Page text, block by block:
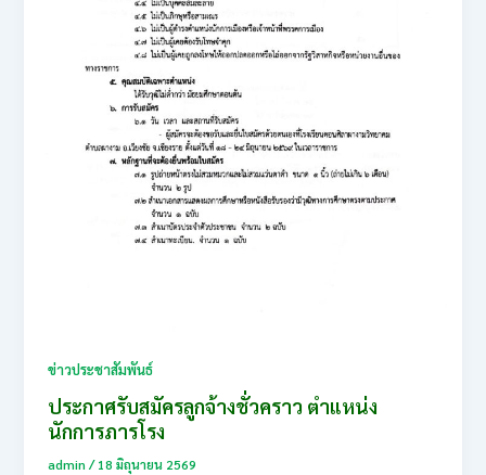
ข่าวประชาสัมพันธ์
ประกาศรับสมัครลูกจ้างชั่วคราว ตำแหน่ง
นักการภารโรง
admin/18 มิถุนายน 2569